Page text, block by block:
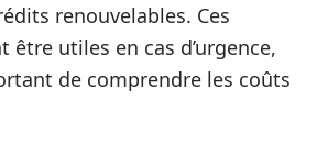
renouvelables. Ces
être utiles en cas d’urgence,
de comprendre les coûts